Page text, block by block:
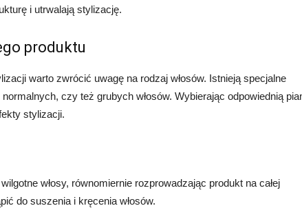
i utrwalają stylizację.
produktu
warto zwrócić uwagę na rodzaj włosów. Istnieją specjalne
czy też grubych włosów. Wybierając odpowiednią
stylizacji.
włosy, równomiernie rozprowadzając produkt na całej
do suszenia i kręcenia włosów.